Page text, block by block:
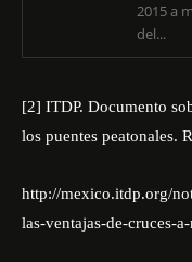
2015 a
del...
[2] ITDP. Documento
los puentes peatonales.
http://mexico.itdp.org/
las-ventajas-de-cruces-